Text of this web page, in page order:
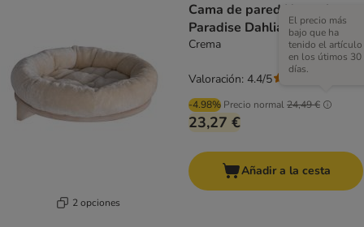
2 opciones
Cama de pared Natural
Paradise Dahlia para gatos
Crema
-4.98% Precio normal24,49 €
El precio más
bajo que ha
tenido el artículo
en los útimos 30
días.
23,27 €
Valoración: 4.4/5
Añadir a la cesta